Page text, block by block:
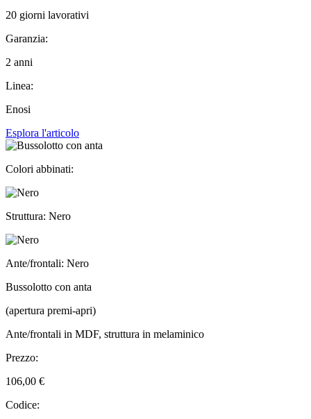
20 giorni lavorativi
Garanzia:
2 anni
Linea:
Enosi
Esplora l'articolo
Colori abbinati:
Struttura: Nero
Ante/frontali: Nero
Bussolotto con anta
(apertura premi-apri)
Ante/frontali in MDF, struttura in melaminico
Prezzo:
106,00 €
Codice: